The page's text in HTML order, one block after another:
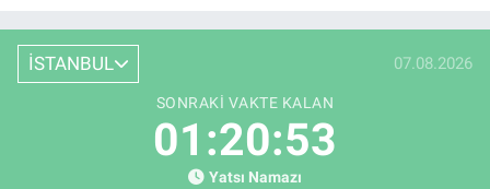
İSTANBUL 07.08.2026
SONRAKI VAKTE KALAN
01:20:52
Yatsı Namazı